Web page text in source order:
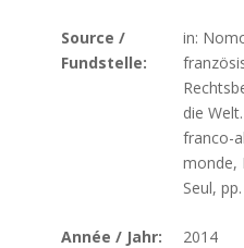
Source /
Fundstelle:
in:
die
franco-
monde,
Seul,
Année / Jahr: 2014